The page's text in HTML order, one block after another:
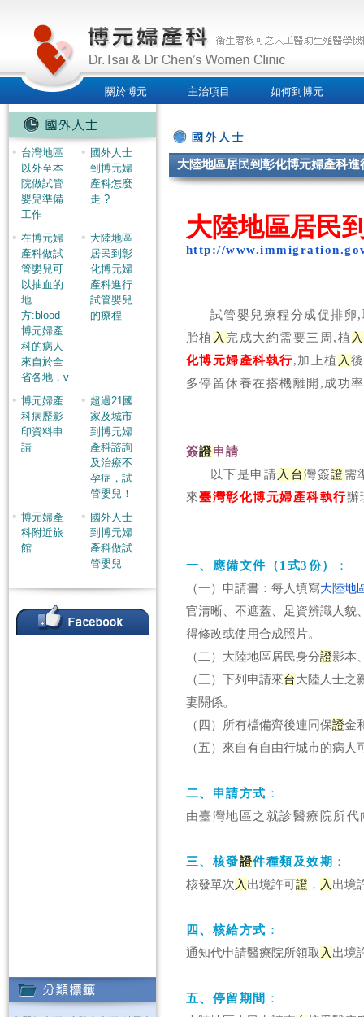
關於博元 主治項目 如何到博元
大陸地區居民到彰化博元婦產科
大陸地區居民
http://
試管嬰兒療程分成促排卵
胎植 入 完成大約需要三周,植 入
化博元婦產科執行,加上植 入
多停留休養在搭機離開,成功
簽證申請
以下是申請 入 台灣簽證需
來臺灣彰化博元婦產科執行辦
一、應備文件（1式3份）
：
（一）申請書：每人填寫大陸地
官清晰、不遮蓋、足資辨識人貌
得修改或使用合成照片。
（二）大陸地區居民身分證影本
（三）下列申請來台大陸人士之
妻關係。
（四）所有檔備齊後連同保證金
（五）來自有自由行城市的病人
二、申請方式 ：
由臺灣地區之就診醫療院所代
三、核發證件種類及效期 ：
核發單次 入 出境許可證 ， 入 出境
四、核給方式 ：
通知代申請醫療院所領取 入 出境
五、停留期間
：
台灣地區
以外至本
院做試管
嬰兒準備
工作
國外人士
到博元婦
產科怎麼
走 ?
在博元婦
產科做試
管嬰兒可
以抽血的
地
方:blood
博元婦產
科的病人
來自於全
省各地，v
大陸地區
居民到彰
化博元婦
產科進行
試管嬰兒
的療程
博元婦產
科病歷影
印資料申
請
超過21國
家及城市
到博元婦
產科諮詢
及治療不
孕症，試
管嬰兒！
博元婦產
科附近旅
館
國外人士
到博元婦
產科做試
管嬰兒